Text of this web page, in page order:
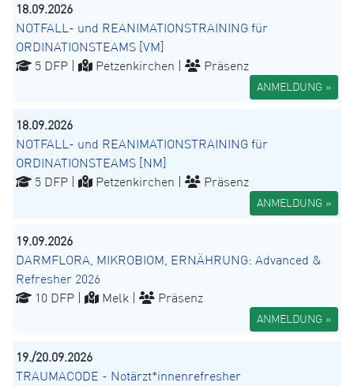
18.09.2026
NOTFALL- und REANIMATIONSTRAINING für
ORDINATIONSTEAMS [VM]
5 DFP |
Petzenkirchen | Präsenz
ANMELDUNG »
18.09.2026
NOTFALL- und REANIMATIONSTRAINING für
ORDINATIONSTEAMS [NM]
5 DFP |
Petzenkirchen | Präsenz
ANMELDUNG »
19.09.2026
DARMFLORA, MIKROBIOM, ERNÄHRUNG: Advanced &
Refresher 2026
10 DFP |
Melk | Präsenz
ANMELDUNG »
19./20.09.2026
TRAUMACODE - Notärzt*innenrefresher